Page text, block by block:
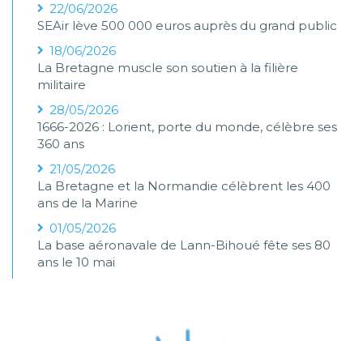
22/06/2026
SEAir lève 500 000 euros auprès du grand public
18/06/2026
La Bretagne muscle son soutien à la filière
militaire
28/05/2026
1666-2026 : Lorient, porte du monde, célèbre ses
360 ans
21/05/2026
La Bretagne et la Normandie célèbrent les 400
ans de la Marine
01/05/2026
La base aéronavale de Lann-Bihoué fête ses 80
ans le 10 mai